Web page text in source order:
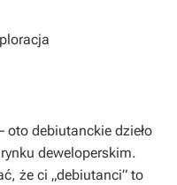
oto debiutanckie dzieło
deweloperskim.
że ci „debiutanci” to